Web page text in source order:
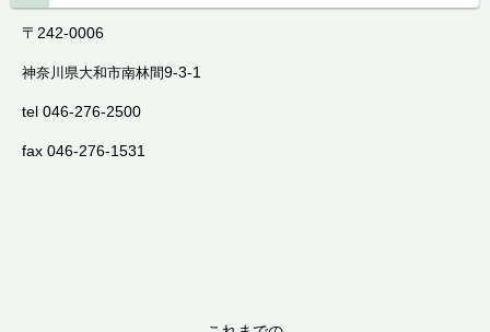
〒242-0006
神奈川県大和市南林間9-3-1
tel 046-276-2500
fax 046-276-1531